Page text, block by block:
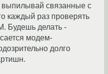
выпилывай связанные с
каждый раз проверять
Будешь делать -
модем-
долго